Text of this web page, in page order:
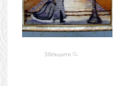
Збільшити